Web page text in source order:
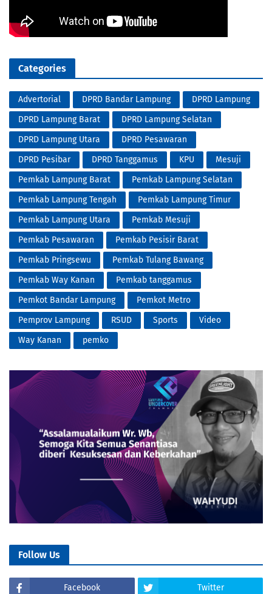
Categories
Advertorial DPRD Bandar Lampung
DPRD Lampung
DPRD Lampung Barat
DPRD Lampung Selatan
DPRD Lampung Utara
DPRD Pesawaran
DPRD Pesibar
DPRD Tanggamus KPU
Mesuji
Pemkab Lampung Barat
Pemkab Lampung Selatan
Pemkab Lampung Tengah
Pemkab Lampung Timur
Pemkab Lampung Utara
Pemkab Mesuji
Pemkab Pesawaran
Pemkab Pesisir Barat
Pemkab Pringsewu
Pemkab Tulang Bawang
Pemkab Way Kanan
Pemkab tanggamus
Pemkot Bandar Lampung
Pemkot Metro
Pemprov Lampung
RSUD Sports
Video
Way Kanan
pemko
Follow Us
Facebook Twitter